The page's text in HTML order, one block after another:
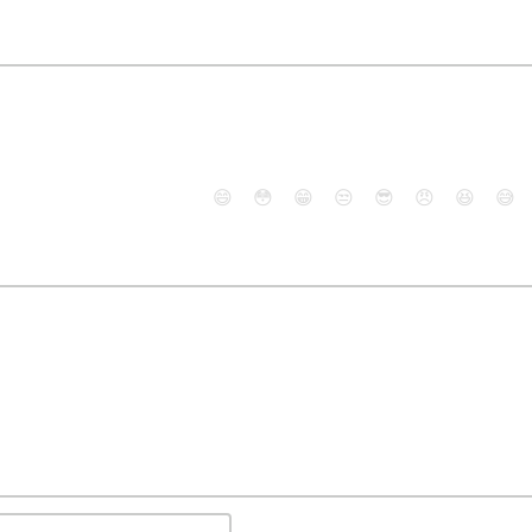
😄 😳 😁 😒 😎 😠 😆 😅